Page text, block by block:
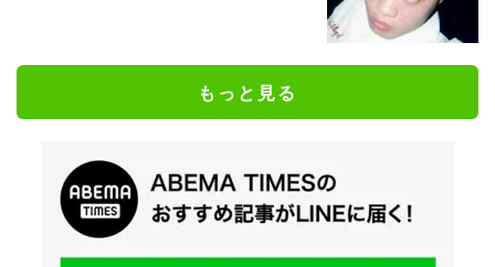
もっと見る